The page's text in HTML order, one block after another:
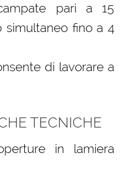
pari a 15
simultaneo fino a 4
di lavorare a
TECNICHE
in lamiera